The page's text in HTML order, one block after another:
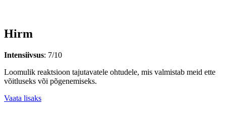
Hirm
Intensiivsus: 7/10
Loomulik reaktsioon tajutavatele ohtudele, mis valmistab meid ette
võitluseks või põgenemiseks.
Vaata lisaks